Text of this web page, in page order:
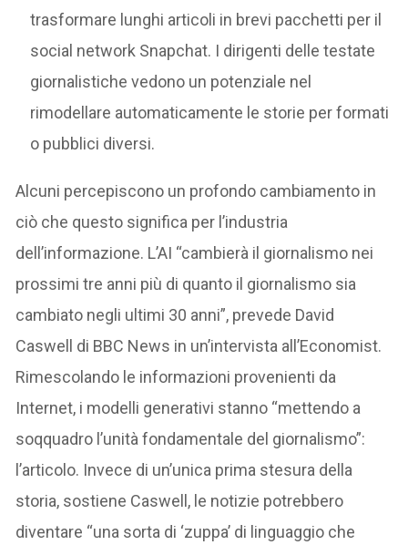
trasformare lunghi articoli in brevi pacchetti per il
social network Snapchat. I dirigenti delle testate
giornalistiche vedono un potenziale nel
rimodellare automaticamente le storie per formati
o pubblici diversi.
Alcuni percepiscono un profondo cambiamento in
ciò che questo significa per l’industria
dell’informazione. L’AI “cambierà il giornalismo nei
prossimi tre anni più di quanto il giornalismo sia
cambiato negli ultimi 30 anni”, prevede David
Caswell di BBC News in un’intervista all’Economist.
Rimescolando le informazioni provenienti da
Internet, i modelli generativi stanno “mettendo a
soqquadro l’unità fondamentale del giornalismo”:
l’articolo. Invece di un’unica prima stesura della
storia, sostiene Caswell, le notizie potrebbero
diventare “una sorta di ‘zuppa’ di linguaggio che